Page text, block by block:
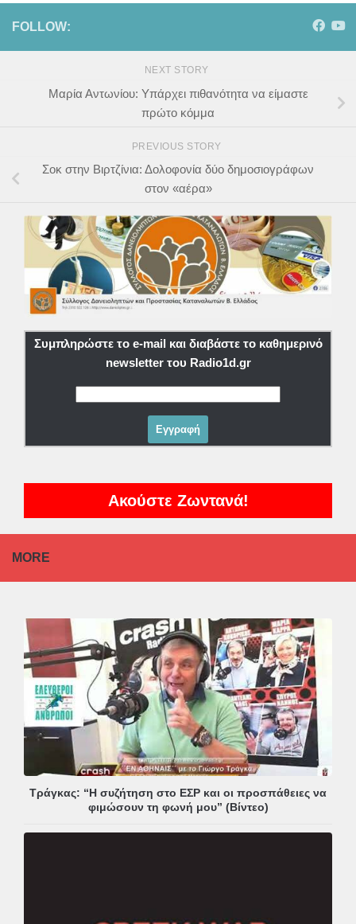
FOLLOW:
NEXT STORY
Μαρία Αντωνίου: Υπάρχει πιθανότητα να είμαστε
πρώτο κόμμα
PREVIOUS STORY
Σοκ στην Βιρτζίνια: Δολοφονία δύο δημοσιογράφων
στον «αέρα»
Συμπληρώστε το e-mail και διαβάστε το καθημερινό
newsletter του Radio1d.gr
Ακούστε Ζωντανά!
MORE
Τράγκας: “Η συζήτηση στο ΕΣΡ και οι προσπάθειες να
φιμώσουν τη φωνή μου” (Βίντεο)